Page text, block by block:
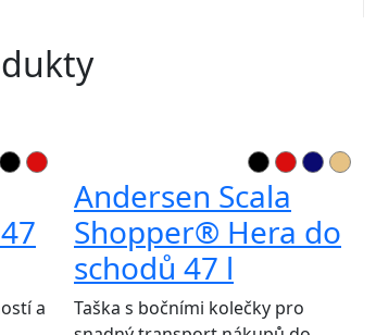
a
Andersen Scala
Shopper® Hera do
schodů 47 l
Taška s bočními kolečky pro